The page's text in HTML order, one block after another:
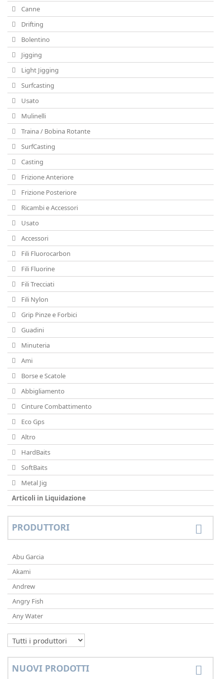
Canne
Drifting
Bolentino
Jigging
Light Jigging
Surfcasting
Usato
Mulinelli
Traina / Bobina Rotante
SurfCasting
Casting
Frizione Anteriore
Frizione Posteriore
Ricambi e Accessori
Usato
Accessori
Fili Fluorocarbon
Fili Fluorine
Fili Trecciati
Fili Nylon
Grip Pinze e Forbici
Guadini
Minuteria
Ami
Borse e Scatole
Abbigliamento
Cinture Combattimento
Eco Gps
Altro
HardBaits
SoftBaits
Metal Jig
Articoli in Liquidazione
PRODUTTORI
Abu Garcia
Akami
Andrew
Angry Fish
Any Water
NUOVI PRODOTTI